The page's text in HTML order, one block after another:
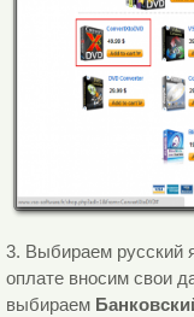
3. Выбираем русский
оплате вносим свои
выбираем